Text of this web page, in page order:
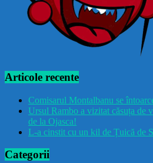
Articole recente
Comisarul Montalbanu se
Ursul Rambo a vizitat căsuța de
de la Ojasca!
L-a cinstit cu un kil de Țuică de
Categorii